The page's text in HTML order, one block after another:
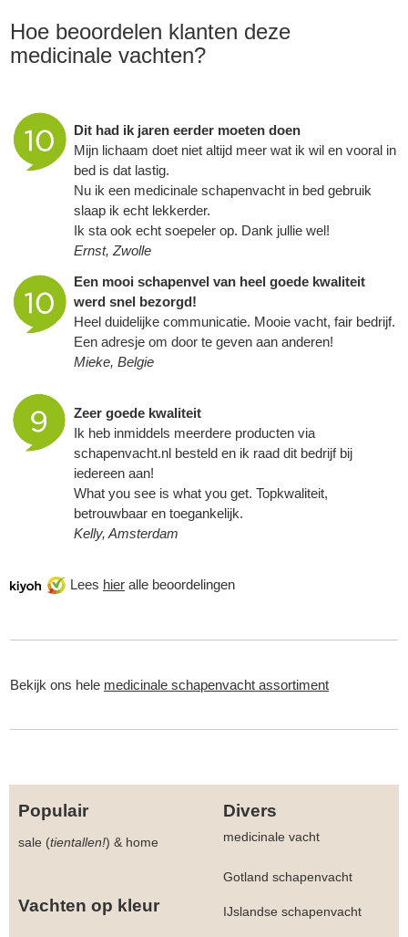
Hoe beoordelen klanten deze
medicinale vachten?
Dit had ik jaren eerder moeten doen
Mijn lichaam doet niet altijd meer wat ik wil en vooral in
bed is dat lastig.
Nu ik een medicinale schapenvacht in bed gebruik
slaap ik echt lekkerder.
Ik sta ook echt soepeler op. Dank jullie wel!
Ernst, Zwolle
Een mooi schapenvel van heel goede kwaliteit
werd snel bezorgd!
Heel duidelijke communicatie. Mooie vacht, fair bedrijf.
Een adresje om door te geven aan anderen!
Mieke, Belgie
Zeer goede kwaliteit
Ik heb inmiddels meerdere producten via
schapenvacht.nl besteld en ik raad dit bedrijf bij
iedereen aan!
What you see is what you get. Topkwaliteit,
betrouwbaar en toegankelijk.
Kelly, Amsterdam
Lees hier alle beoordelingen
Bekijk ons hele medicinale schapenvacht assortiment
Populair Divers
sale (tientallen!) & home medicinale vacht
Gotland schapenvacht
Vachten op kleur IJslandse schapenvacht